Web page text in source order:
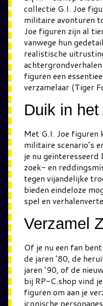
collectie G.I. Joe
militaire avonturen
Joe figuren zijn al
vanwege hun
realistische
figuren een
verzamelaar (Tiger
Duik in
Met G.I. Joe figuren
militaire scenario’s
je nu geïnteresseerd
zoek- en
tegen vijandelijke
bieden eindeloze
spel en
Verzamel
Of je nu een fan
de jaren ’80, de
jaren ’90, of de
bij RP-C.shop vind
figuren om aan je
iconische